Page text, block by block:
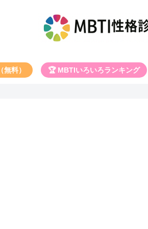
料） 🏆 MBTIいろいろランキング